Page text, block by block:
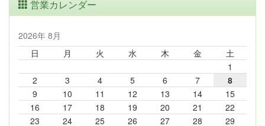
営業カレンダー
2026年 8月
日
月 火 水 木 金
土
1
2
3 4 5 6 7
8
9
10 11 12 13 14
15
16
17 18 19 20 21
22
23
24 25 26 27 28 29